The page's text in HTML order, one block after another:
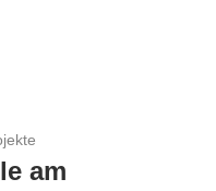
am